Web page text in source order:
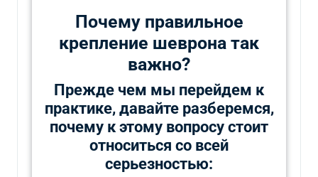
Почему правильное
крепление шеврона так
важно?
Прежде чем мы перейдем к
практике, давайте разберемся,
почему к этому вопросу стоит
относиться со всей
серьезностью: